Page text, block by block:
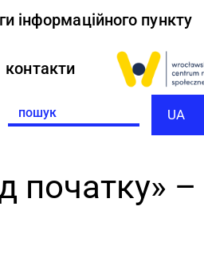
інформаційного пункту
контакти
Search
for:
UA
початку» –